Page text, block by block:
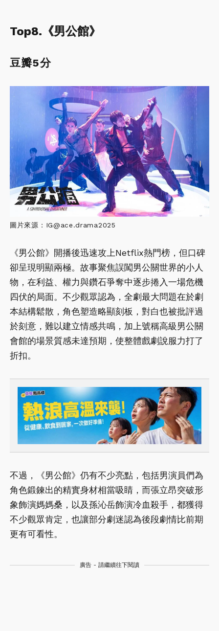
Top8.《男公館》
豆瓣5分
圖片來源：IG@ace.drama2025
《男公館》開播後迅速攻上Netflix熱門榜，但口碑
卻呈現明顯兩極。故事聚焦誤闖男公關世界的小人
物，在利益、權力與鑽石爭奪中逐步捲入一場危機
四伏的局面。不少觀眾認為，全劇最大問題在於劇
本結構鬆散，角色塑造略顯刻板，對白也被批評過
於刻意，難以建立情感共鳴，加上號稱高級男公關
會館的場景質感未達預期，使整體戲劇說服力打了
折扣。
不過，《男公館》仍有不少亮點，包括男演員們為
角色鍛鍊出的精實身材相當吸睛，而張立昂突破形
象飾演媽媽桑，以及孫沁岳飾演冷血殺手，都獲得
不少觀眾肯定，也讓部分劇迷認為後段劇情比前期
更有可看性。
廣告 - 請繼續往下閱讀